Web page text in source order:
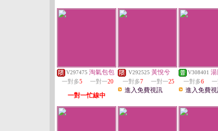
V297475 淘氣包包
一對多5 一對一20
一對一忙線中
V292525 黃悅兮
一對多7 一對一25
進入免費視訊
V308401
一對多6
進入免費